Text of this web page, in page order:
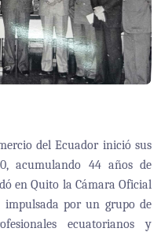
del Ecuador inició sus
acumulando 44 años de
en Quito la Cámara Oficial
impulsada por un grupo de
ecuatorianos y